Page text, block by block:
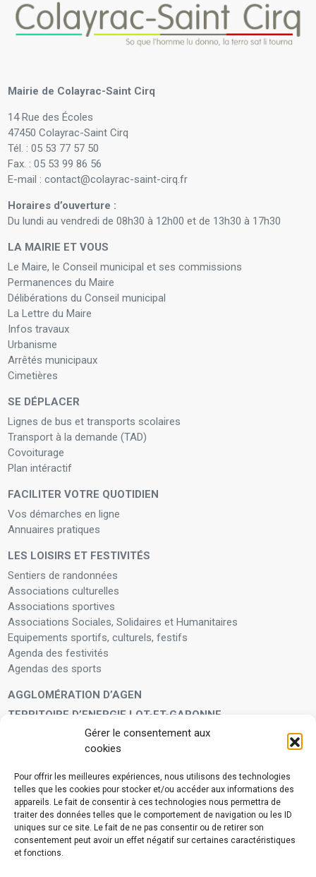
Gérer le consentement aux
cookies
Pour offrir les meilleures expériences, nous utilisons des technologies
telles que les cookies pour stocker et/ou accéder aux informations des
appareils. Le fait de consentir à ces technologies nous permettra de
traiter des données telles que le comportement de navigation ou les ID
uniques sur ce site. Le fait de ne pas consentir ou de retirer son
consentement peut avoir un effet négatif sur certaines caractéristiques
et fonctions.
Mairie de Colayrac-Saint Cirq
14 Rue des Écoles
47450 Colayrac-Saint Cirq
Tél. : 05 53 77 57 50
Fax. : 05 53 99 86 56
E-mail : contact@colayrac-saint-cirq.fr
Horaires d’ouverture :
Du lundi au vendredi de 08h30 à 12h00 et de 13h30 à 17h30
LA MAIRIE ET VOUS
Le Maire, le Conseil municipal et ses commissions
Permanences du Maire
Délibérations du Conseil municipal
La Lettre du Maire
Infos travaux
Urbanisme
Arrêtés municipaux
Cimetières
SE DÉPLACER
Lignes de bus et transports scolaires
Transport à la demande (TAD)
Covoiturage
Plan intéractif
FACILITER VOTRE QUOTIDIEN
Vos démarches en ligne
Annuaires pratiques
LES LOISIRS ET FESTIVITÉS
Sentiers de randonnées
Associations culturelles
Associations sportives
Associations Sociales, Solidaires et Humanitaires
Equipements sportifs, culturels, festifs
Agenda des festivités
Agendas des sports
AGGLOMÉRATION D’AGEN
TERRITOIRE D’ENERGIE LOT-ET-GARONNE
Enfants et adolescents
VIVRE À VOS CÔTÉS
Service municipal d’aide administrative
Aide à la personne en difficulté
Télé-alerte